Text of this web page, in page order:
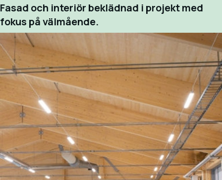
Fasad och interiör beklädnad i projekt med
fokus på välmående.